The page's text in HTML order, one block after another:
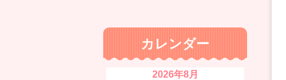
カレンダー
2026年8月